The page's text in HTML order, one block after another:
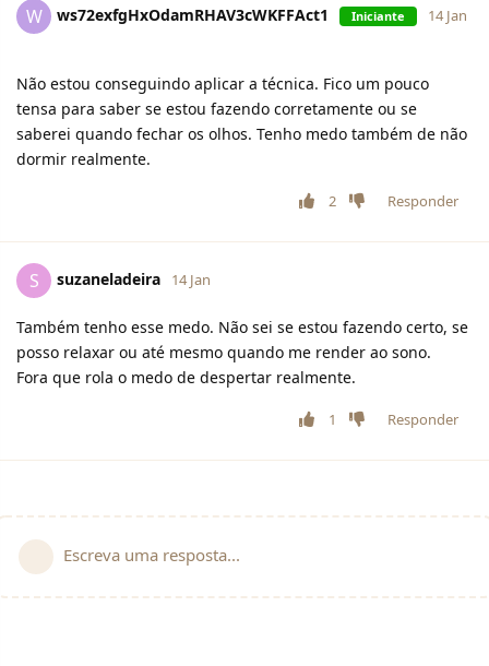
W ws72exfgHxOdamRHAV3cWKFFAct1 Iniciante 14 Jan
Não estou conseguindo aplicar a técnica. Fico um pouco
tensa para saber se estou fazendo corretamente ou se
saberei quando fechar os olhos. Tenho medo também de não
dormir realmente.
2 Responder
S suzaneladeira 14 Jan
Também tenho esse medo. Não sei se estou fazendo certo, se
posso relaxar ou até mesmo quando me render ao sono.
Fora que rola o medo de despertar realmente.
1 Responder
Escreva uma resposta...